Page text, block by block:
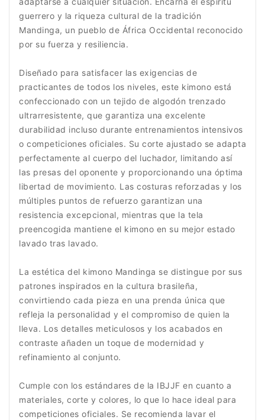
guerrero y la riqueza cultural de la tradición
Mandinga, un pueblo de África Occidental reconocido
por su fuerza y ​​resiliencia.
Diseñado para satisfacer las exigencias de
practicantes de todos los niveles, este kimono está
confeccionado con un tejido de algodón trenzado
ultrarresistente, que garantiza una excelente
durabilidad incluso durante entrenamientos intensivos
o competiciones oficiales. Su corte ajustado se adapta
perfectamente al cuerpo del luchador, limitando así
las presas del oponente y proporcionando una óptima
libertad de movimiento. Las costuras reforzadas y los
múltiples puntos de refuerzo garantizan una
resistencia excepcional, mientras que la tela
preencogida mantiene el kimono en su mejor estado
lavado tras lavado.
La estética del kimono Mandinga se distingue por sus
patrones inspirados en la cultura brasileña,
convirtiendo cada pieza en una prenda única que
refleja la personalidad y el compromiso de quien la
lleva. Los detalles meticulosos y los acabados en
contraste añaden un toque de modernidad y
refinamiento al conjunto.
Cumple con los estándares de la IBJJF en cuanto a
materiales, corte y colores, lo que lo hace ideal para
competiciones oficiales. Se recomienda lavar el